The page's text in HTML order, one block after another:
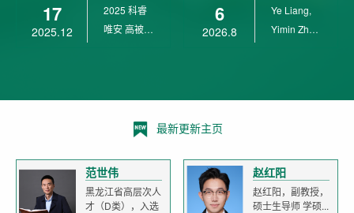
17
2025.12
2025 科睿
唯安 高被引
6
2026.8
Ye Liang,
Yimin Zhu,
最新更新主页
范世伟
黑龙江省高层次人
才（D类），入选
赵红阳
赵红阳，副教授，
硕士生导师 学硕...